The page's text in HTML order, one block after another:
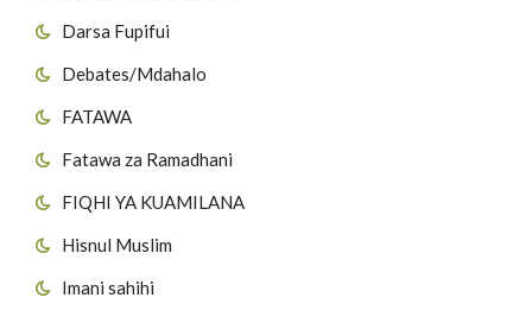
Darsa Fupifui
Debates/Mdahalo
FATAWA
Fatawa za Ramadhani
FIQHI YA KUAMILANA
Hisnul Muslim
Imani sahihi